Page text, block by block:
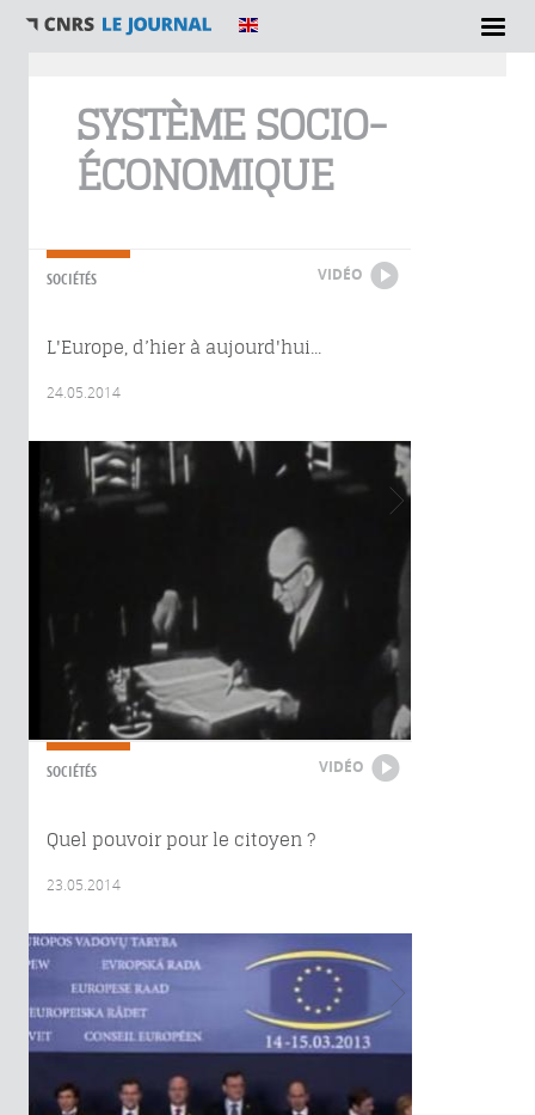
SYSTÈME SOCIO-
ÉCONOMIQUE
SOCIÉTÉS VIDÉO
L'Europe, d’hier à aujourd'hui...
24.05.2014
SOCIÉTÉS VIDÉO
Quel pouvoir pour le citoyen ?
23.05.2014